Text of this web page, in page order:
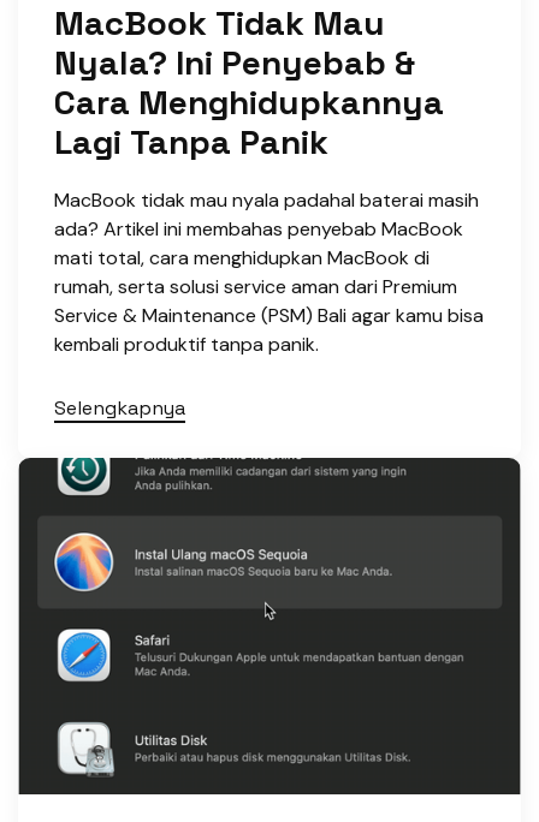
MacBook Tidak Mau
Nyala? Ini Penyebab &
Cara Menghidupkannya
Lagi Tanpa Panik
MacBook tidak mau nyala padahal baterai masih
ada? Artikel ini membahas penyebab MacBook
mati total, cara menghidupkan MacBook di
rumah, serta solusi service aman dari Premium
Service & Maintenance (PSM) Bali agar kamu bisa
kembali produktif tanpa panik.
Selengkapnya